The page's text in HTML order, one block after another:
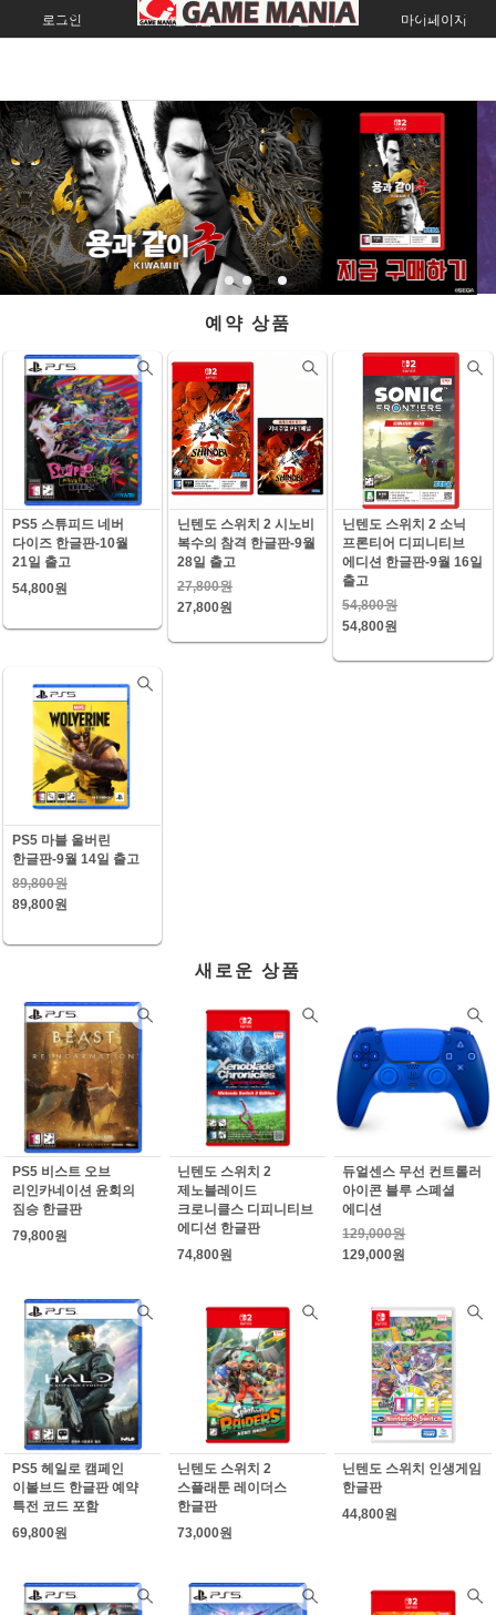
로그인 회원가입 주문조회 마이페이지
예약 상품
PS5 스튜피드 네버
다이즈 한글판-10월
21일 출고
54,800원
닌텐도 스위치 2 시노비
복수의 참격 한글판-9월
28일 출고
27,800원
27,800원
닌텐도 스위치 2 소닉
프론티어 디피니티브
에디션 한글판-9월 16일
출고
54,800원
54,800원
PS5 마블 울버린
한글판-9월 14일 출고
89,800원
89,800원
새로운 상품
PS5 비스트 오브
리인카네이션 윤회의
짐승 한글판
79,800원
닌텐도 스위치 2
제노블레이드
크로니클스 디피니티브
에디션 한글판
74,800원
듀얼센스 무선 컨트롤러
아이콘 블루 스폐셜
에디션
129,000원
129,000원
PS5 헤일로 캠페인
이볼브드 한글판 예약
특전 코드 포함
69,800원
닌텐도 스위치 2
스플래툰 레이더스
한글판
73,000원
닌텐도 스위치 인생게임
한글판
44,800원